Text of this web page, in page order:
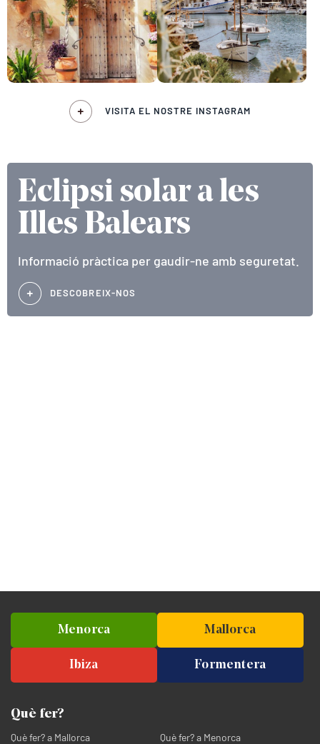
VISITA EL NOSTRE INSTAGRAM
Eclipsi solar a les
Illes Balears
Informació pràctica per gaudir-ne amb seguretat.
DESCOBREIX-NOS
Menorca Mallorca
Ibiza Formentera
Què fer?
Què fer? a Mallorca
Què fer? a Menorca